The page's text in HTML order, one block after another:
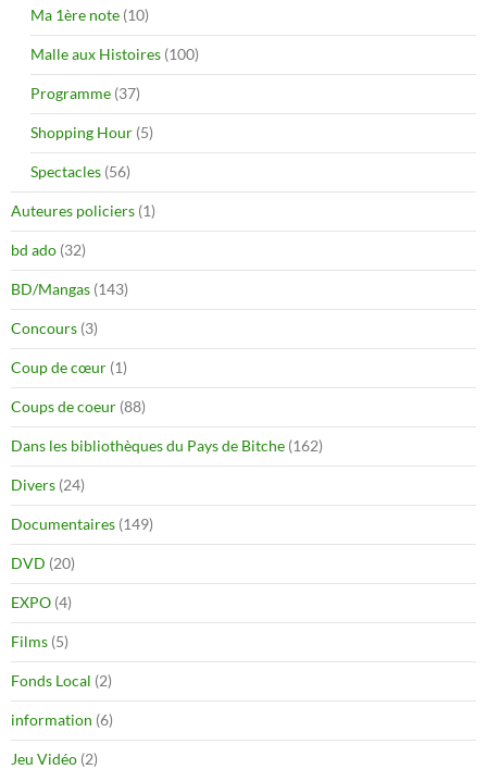
Ma 1ère note (10)
Malle aux Histoires (100)
Programme (37)
Shopping Hour (5)
Spectacles (56)
Auteures policiers (1)
bd ado (32)
BD/Mangas (143)
Concours (3)
Coup de cœur (1)
Coups de coeur (88)
Dans les bibliothèques du Pays de Bitche (162)
Divers (24)
Documentaires (149)
DVD (20)
EXPO (4)
Films (5)
Fonds Local (2)
information (6)
Jeu Vidéo (2)